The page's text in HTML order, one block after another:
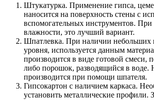
Штукатурка. Применение гипса,
наносится на поверхность стены с
вспомогательных инструментов.
влажности, это лучший вариант.
Шпатлевка. При наличии небольших
уровня, используется данным
производится в виде готовой смеси,
либо порошок, разводящийся в воде.
производится при помощи шпателя.
Гипсокартон с наличием каркаса.
установить металлические профили.